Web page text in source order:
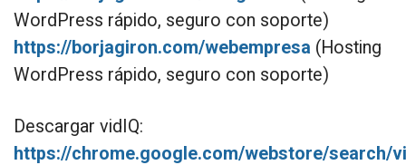
WordPress rápido, seguro con soporte)
https://borjagiron.com/webempresa (Hosting
WordPress rápido, seguro con soporte)
Descargar vidIQ:
https://chrome.google.com/webstore/search/